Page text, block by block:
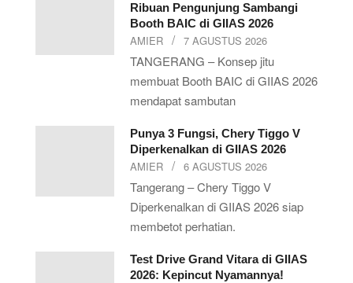
Ribuan Pengunjung Sambangi
Booth BAIC di GIIAS 2026
AMIER 7 AGUSTUS 2026
TANGERANG – Konsep jitu
membuat Booth BAIC di GIIAS 2026
mendapat sambutan
Punya 3 Fungsi, Chery Tiggo V
Diperkenalkan di GIIAS 2026
AMIER 6 AGUSTUS 2026
Tangerang – Chery Tiggo V
Diperkenalkan di GIIAS 2026 siap
membetot perhatian.
Test Drive Grand Vitara di GIIAS
2026: Kepincut Nyamannya!